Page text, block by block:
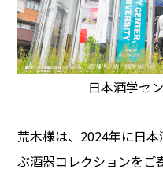
日本酒学セ
荒木様は、2024年に日
ぶ酒器コレクションをご